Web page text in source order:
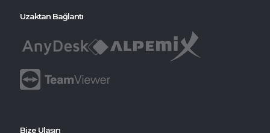
Uzaktan Bağlantı
Bize Ulaşın